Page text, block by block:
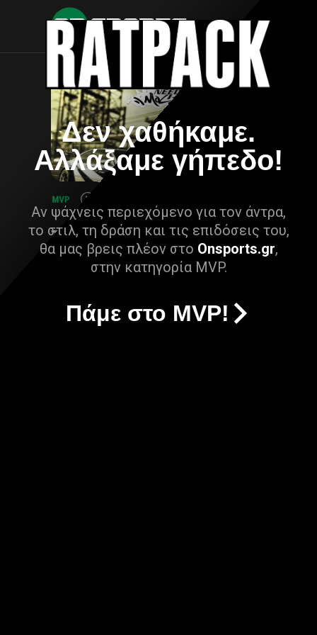
Δεν χαθήκαμε.
Αλλάξαμε γήπεδο!
Αν ψάχνεις περιεχόμενο για τον άντρα,
το στιλ, τη δράση και τις επιδόσεις του,
θα μας βρεις πλέον στο Onsports.gr,
στην κατηγορία MVP.
Πάμε στο MVP!